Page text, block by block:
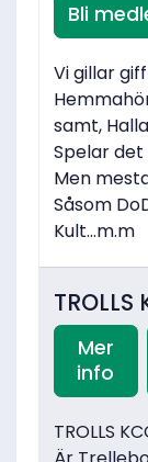
Bli
Vi gillar
samt,
Spelar det
Men
Såsom
Kult...m.m
Mer
info
TROLLS